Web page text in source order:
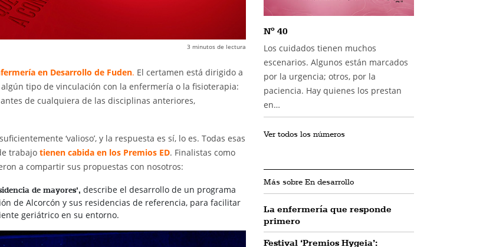
3 minutos de lectura
en Desarrollo de Fuden. El certamen está dirigido a
tipo de vinculación con la enfermería o la fisioterapia:
de cualquiera de las disciplinas anteriores,
‘valioso’, y la respuesta es sí, lo es. Todas esas
trabajo tienen cabida en los Premios ED. Finalistas como
a compartir sus propuestas con nosotros:
de mayores’, describe el desarrollo de un programa
de Alcorcón y sus residencias de referencia, para facilitar
geriátrico en su entorno.
Nº 40
Los cuidados tienen muchos
escenarios. Algunos están marcados
por la urgencia; otros, por la
paciencia. Hay quienes los prestan
en…
Ver todos los números
Más sobre En desarrollo
La enfermería que responde
primero
Festival ‘Premios Hygeia’: